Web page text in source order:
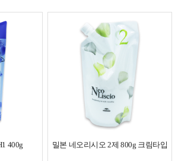
400g 밀본 네오리시오 2제 800g 크림타입